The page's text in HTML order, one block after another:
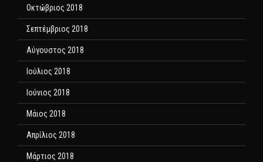
Οκτώβριος 2018
Σεπτέμβριος 2018
Αύγουστος 2018
Ιούλιος 2018
Ιούνιος 2018
Μάιος 2018
Απρίλιος 2018
Μάρτιος 2018